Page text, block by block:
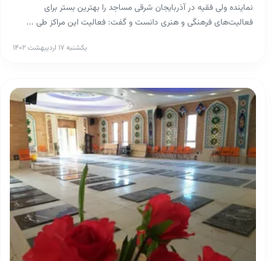
نماینده ولی فقیه در آذربایجان شرقی مساجد را بهترین بستر برای
فعالیت‌های فرهنگی و هنری دانست و گفت: فعالیت‌ این مراکز طی ...
یکشنبه ۱۷ اردیبهشت ۱۴۰۲